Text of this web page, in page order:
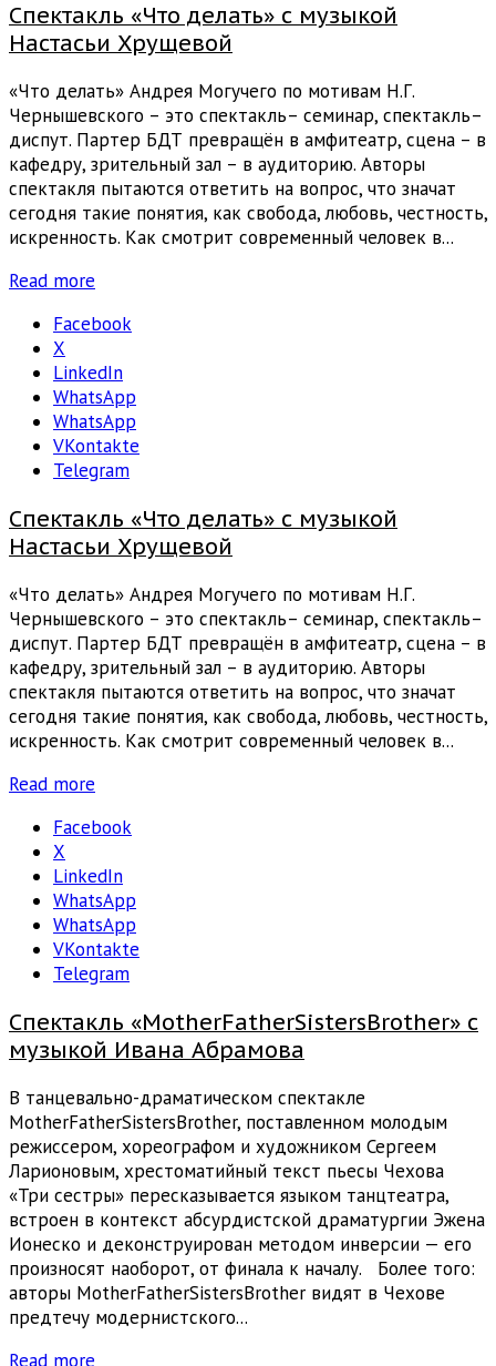
Спектакль «Что делать» с музыкой
Настасьи Хрущевой
«Что делать» Андрея Могучего по мотивам Н.Г.
Чернышевского – это спектакль– семинар, спектакль–
диспут. Партер БДТ превращён в амфитеатр, сцена – в
кафедру, зрительный зал – в аудиторию. Авторы
спектакля пытаются ответить на вопрос, что значат
сегодня такие понятия, как свобода, любовь, честность,
искренность. Как смотрит современный человек в...
Read more
Facebook
X
LinkedIn
WhatsApp
WhatsApp
VKontakte
Telegram
Спектакль «Что делать» с музыкой
Настасьи Хрущевой
«Что делать» Андрея Могучего по мотивам Н.Г.
Чернышевского – это спектакль– семинар, спектакль–
диспут. Партер БДТ превращён в амфитеатр, сцена – в
кафедру, зрительный зал – в аудиторию. Авторы
спектакля пытаются ответить на вопрос, что значат
сегодня такие понятия, как свобода, любовь, честность,
искренность. Как смотрит современный человек в...
Read more
Facebook
X
LinkedIn
WhatsApp
WhatsApp
VKontakte
Telegram
Спектакль «MotherFatherSistersBrother» с
музыкой Ивана Абрамова
В танцевально-драматическом спектакле
MotherFatherSistersBrother, поставленном молодым
режиссером, хореографом и художником Сергеем
Ларионовым, хрестоматийный текст пьесы Чехова
«Три сестры» пересказывается языком танцтеатра,
встроен в контекст абсурдистской драматургии Эжена
Ионеско и деконструирован методом инверсии — его
произносят наоборот, от финала к началу. Более того:
авторы MotherFatherSistersBrother видят в Чехове
предтечу модернистского...
Read more